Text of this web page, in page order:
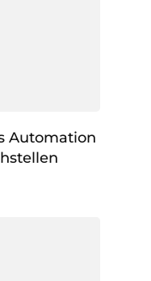
Automation